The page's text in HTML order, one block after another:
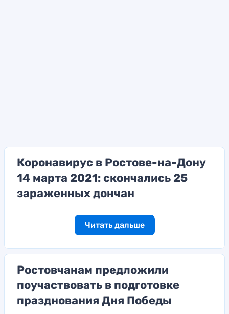
Коронавирус в Ростове-на-Дону
14 марта 2021: скончались 25
зараженных дончан
Читать дальше
Ростовчанам предложили
поучаствовать в подготовке
празднования Дня Победы